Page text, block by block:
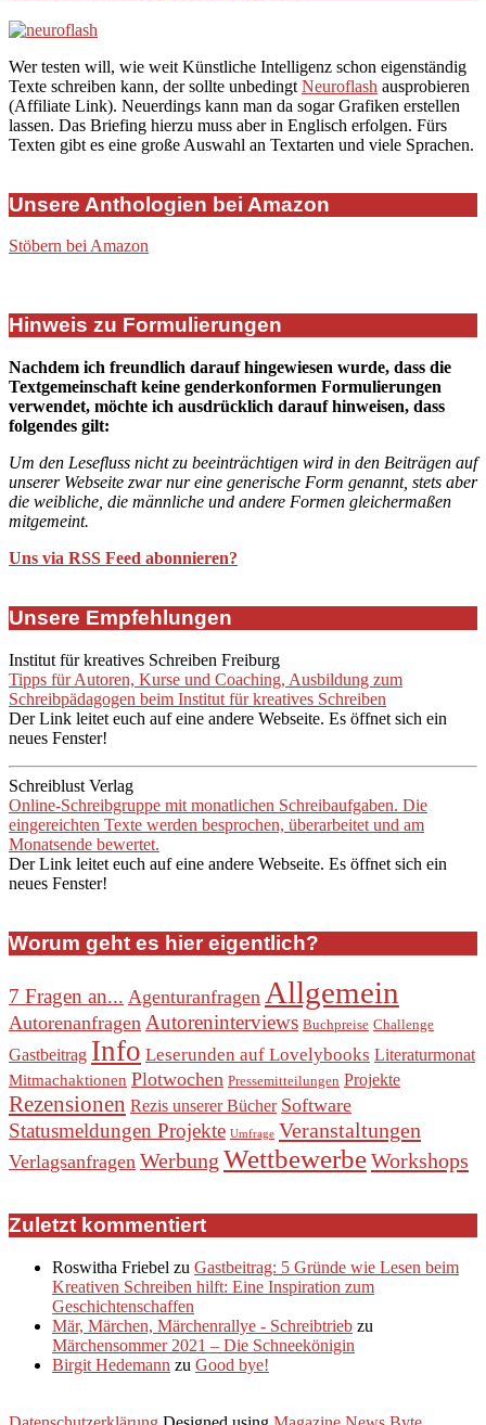
Wer testen will, wie weit Künstliche Intelligenz schon eigenständig
Texte schreiben kann, der sollte unbedingt Neuroflash ausprobieren
(Affiliate Link). Neuerdings kann man da sogar Grafiken erstellen
lassen. Das Briefing hierzu muss aber in Englisch erfolgen. Fürs
Texten gibt es eine große Auswahl an Textarten und viele Sprachen.
Unsere Anthologien bei Amazon
Stöbern bei Amazon
Hinweis zu Formulierungen
Nachdem ich freundlich darauf hingewiesen wurde, dass die
Textgemeinschaft keine genderkonformen Formulierungen
verwendet, möchte ich ausdrücklich darauf hinweisen, dass
folgendes gilt:
Um den Lesefluss nicht zu beeinträchtigen wird in den Beiträgen auf
unserer Webseite zwar nur eine generische Form genannt, stets aber
die weibliche, die männliche und andere Formen gleichermaßen
mitgemeint.
Uns via RSS Feed abonnieren?
Unsere Empfehlungen
Institut für kreatives Schreiben Freiburg
Tipps für Autoren, Kurse und Coaching, Ausbildung zum
Schreibpädagogen beim Institut für kreatives Schreiben
Der Link leitet euch auf eine andere Webseite. Es öffnet sich ein
neues Fenster!
Schreiblust Verlag
Online-Schreibgruppe mit monatlichen Schreibaufgaben. Die
eingereichten Texte werden besprochen, überarbeitet und am
Monatsende bewertet.
Der Link leitet euch auf eine andere Webseite. Es öffnet sich ein
neues Fenster!
Worum geht es hier eigentlich?
7 Fragen an... Agenturanfragen Allgemein
Autorenanfragen Autoreninterviews Buchpreise Challenge
Gastbeitrag Info Leserunden auf Lovelybooks Literaturmonat
Mitmachaktionen Plotwochen Pressemitteilungen Projekte
Rezensionen Rezis unserer Bücher Software
Statusmeldungen Projekte Umfrage Veranstaltungen
Verlagsanfragen Werbung WettbewerbeWorkshops
Zuletzt kommentiert
Roswitha Friebel zu Gastbeitrag: 5 Gründe wie Lesen beim
Kreativen Schreiben hilft: Eine Inspiration zum
Geschichtenschaffen
Mär, Märchen, Märchenrallye - Schreibtrieb zu
Märchensommer 2021 – Die Schneekönigin
Birgit Hedemann zu Good bye!